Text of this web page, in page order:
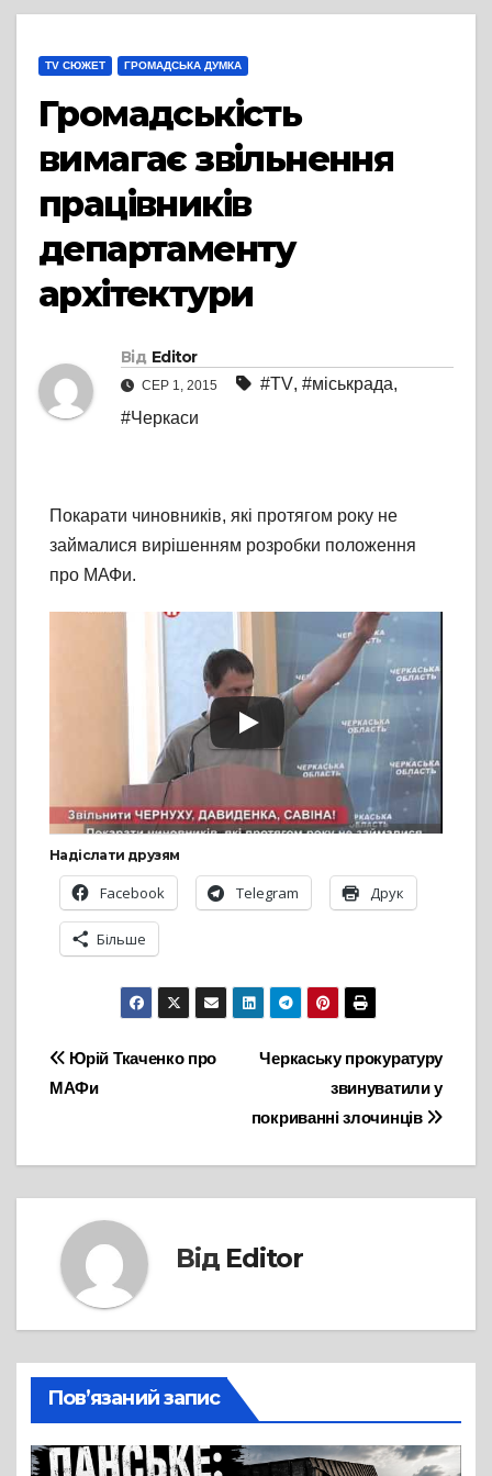
TV СЮЖЕТ ГРОМАДСЬКА ДУМКА
Громадськість
вимагає звільнення
працівників
департаменту
архітектури
Від Editor
СЕР 1, 2015 #TV, #міськрада,
#Черкаси
Покарати чиновників, які протягом року не
займалися вирішенням розробки положення
про МАФи.
Надіслати друзям
Facebook Telegram Друк
Більше
Навігація
Черкаську прокуратуру
звинуватили у
покриванні злочинців
Юрій Ткаченко про
МАФи
Від Editor
Пов’язаний запис